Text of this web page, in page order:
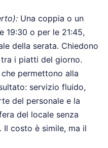
Una coppia o un
19:30 o per le 21:45,
della serata. Chiedono
i piatti del giorno.
permettono alla
servizio fluido,
del personale e la
del locale senza
costo è simile, ma il